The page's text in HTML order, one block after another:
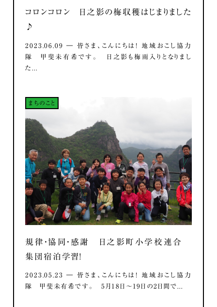
コロンコロン 日之影の梅収穫はじまりました
♪
2023.06.09 ― 皆さま、こんにちは！ 地域おこし協力
隊 甲斐未有希です。 日之影も梅雨入りとなりまし
た...
まちのこと
規律・協同・感謝 日之影町小学校連合
集団宿泊学習！
2023.05.23 ― 皆さま、こんにちは！ 地域おこし協力
隊 甲斐未有希です。 5月18日～19日の2日間で...